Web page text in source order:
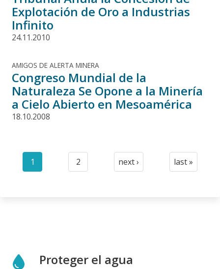
Explotación de Oro a Industrias
Infinito
24.11.2010
AMIGOS DE ALERTA MINERA
Congreso Mundial de la
Naturaleza Se Opone a la Minería
a Cielo Abierto en Mesoamérica
18.10.2008
Paginación
Current
1
Page
2
Next
next ›
Last
last »
Proteger el agua